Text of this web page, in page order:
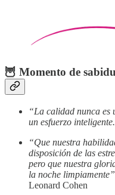
🦉 Momento de
“La calidad nunca es
un esfuerzo
“Que nuestra
disposición de las
pero que nuestra
la noche
Leonard Cohen